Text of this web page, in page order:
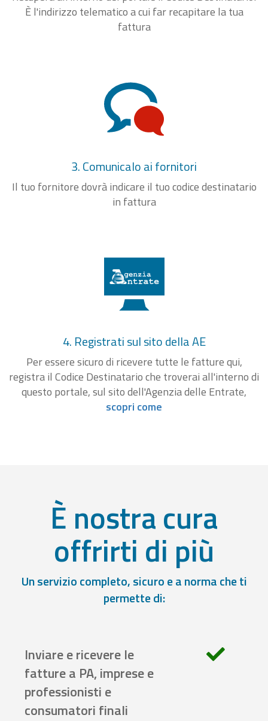
È l'indirizzo telematico a cui far recapitare la tua
fattura
3. Comunicalo ai fornitori
Il tuo fornitore dovrà indicare il tuo codice destinatario
in fattura
4. Registrati sul sito della AE
Per essere sicuro di ricevere tutte le fatture qui,
registra il Codice Destinatario che troverai all'interno di
questo portale, sul sito dell'Agenzia delle Entrate,
scopri come
È nostra cura
offrirti di più
Un servizio completo, sicuro e a norma che ti
permette di:
Inviare e ricevere le
fatture a PA, imprese e
professionisti e
consumatori finali